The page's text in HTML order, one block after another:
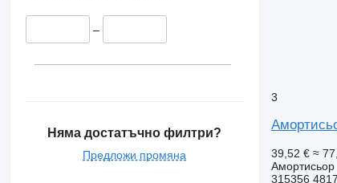
–
Няма достатъчно филтри?
Предложи промяна
3
39,52 € ≈
Амортисьор
315356